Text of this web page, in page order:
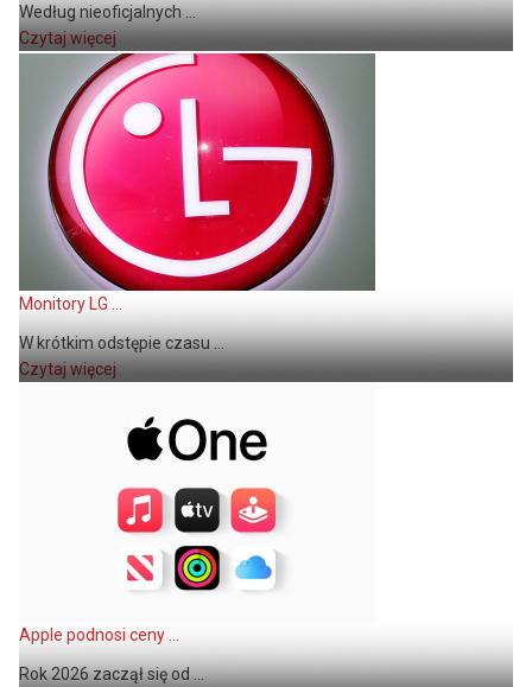
Według nieoficjalnych ...
Czytaj więcej
Monitory LG ...
W krótkim odstępie czasu ...
Czytaj więcej
Apple podnosi ceny ...
Rok 2026 zaczął się od ...